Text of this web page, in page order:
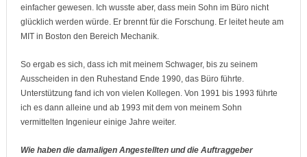
einfacher gewesen. Ich wusste aber, dass mein Sohn im Büro nicht
glücklich werden würde. Er brennt für die Forschung. Er leitet heute am
MIT in Boston den Bereich Mechanik.
So ergab es sich, dass ich mit meinem Schwager, bis zu seinem
Ausscheiden in den Ruhestand Ende 1990, das Büro führte.
Unterstützung fand ich von vielen Kollegen. Von 1991 bis 1993 führte
ich es dann alleine und ab 1993 mit dem von meinem Sohn
vermittelten Ingenieur einige Jahre weiter.
Wie haben die damaligen Angestellten und die Auftraggeber